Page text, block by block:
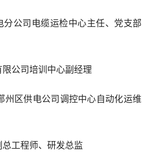
公司电缆运检中心主任、党支部
公司培训中心副经理
州区供电公司调控中心自动化运维
工程师、研发总监